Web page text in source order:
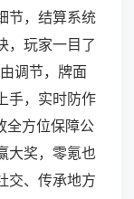
节，结算系统
，玩家一目了
调节，牌面
手，实时防作
全方位保障公
大奖，零氪也
交、传承地方